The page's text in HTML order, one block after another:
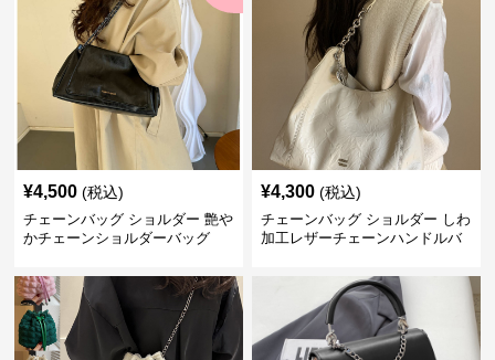
¥4,500 (税込)
チェーンバッグ ショルダー 艶や
かチェーンショルダーバッグ
¥4,300 (税込)
チェーンバッグ ショルダー しわ
加工レザーチェーンハンドルバ